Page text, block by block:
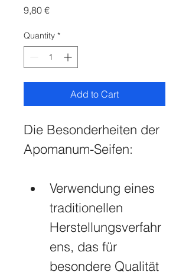
9,80 €Price
Quantity *
Add to Cart
Die Besonderheiten der
Apomanum-Seifen:
Verwendung eines
traditionellen
Herstellungsverfahr
ens, das für
besondere Qualität